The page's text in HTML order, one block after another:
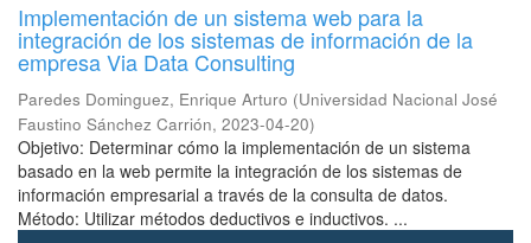
Implementación de un sistema web para la
integración de los sistemas de información de la
empresa Via Data Consulting
Paredes Dominguez, Enrique Arturo (Universidad Nacional José
Faustino Sánchez Carrión, 2023-04-20)
Objetivo: Determinar cómo la implementación de un sistema
basado en la web permite la integración de los sistemas de
información empresarial a través de la consulta de datos.
Método: Utilizar métodos deductivos e inductivos. ...